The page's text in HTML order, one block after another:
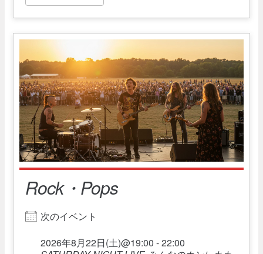
Rock・Pops
次のイベント
2026年8月22日(土)@19:00 - 22:00